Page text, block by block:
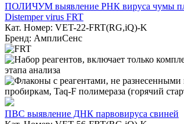
ПОЛИЧУМ выявление РНК вируса чумы
Distemper virus FRT
Кат. Номер: VET-22-FRT(RG,iQ)-K
Бренд: АмплиСенс
ПВС выявление ДНК парвовируса свиней